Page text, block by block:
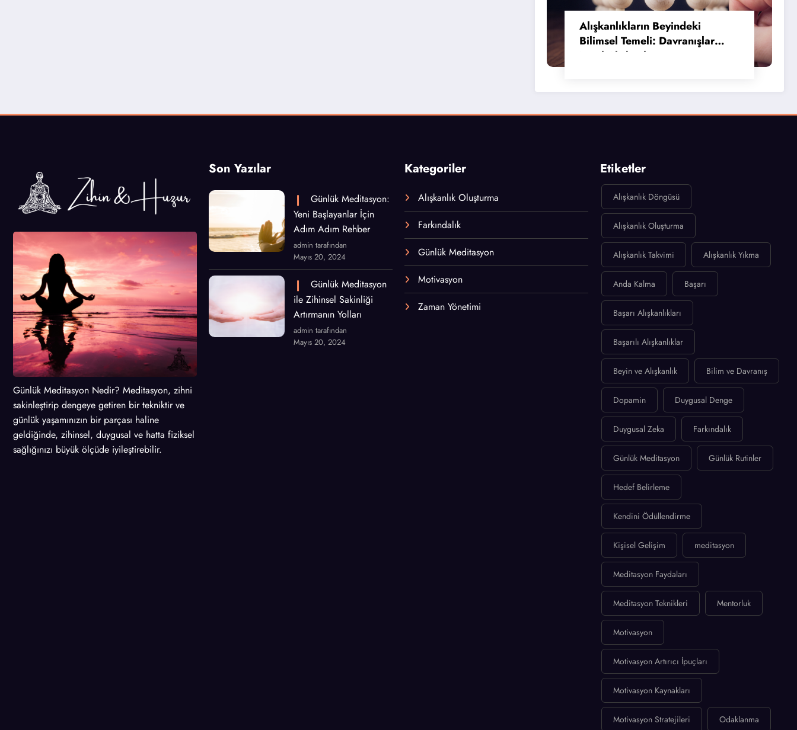
Alışkanlıkların Beyindeki
Bilimsel Temeli: Davranışlar
Nasıl Alışkanlığa Dönüşür?
Günlük Meditasyon Nedir? Meditasyon, zihni
sakinleştirip dengeye getiren bir tekniktir ve
günlük yaşamınızın bir parçası haline
geldiğinde, zihinsel, duygusal ve hatta fiziksel
sağlığınızı büyük ölçüde iyileştirebilir.
Son Yazılar
Günlük Meditasyon:
Yeni Başlayanlar İçin
Adım Adım Rehber
admin tarafından
Mayıs 20, 2024
Günlük Meditasyon
ile Zihinsel Sakinliği
Artırmanın Yolları
admin tarafından
Mayıs 20, 2024
Kategoriler
Alışkanlık Oluşturma
Farkındalık
Günlük Meditasyon
Motivasyon
Zaman Yönetimi
Etiketler
Alışkanlık Döngüsü
Alışkanlık Oluşturma
Alışkanlık Takvimi Alışkanlık Yıkma
Anda Kalma Başarı
Başarı Alışkanlıkları
Başarılı Alışkanlıklar
Beyin ve Alışkanlık Bilim ve Davranış
Dopamin Duygusal Denge
Duygusal Zeka Farkındalık
Günlük Meditasyon Günlük Rutinler
Hedef Belirleme
Kendini Ödüllendirme
Kişisel Gelişim meditasyon
Meditasyon Faydaları
Meditasyon Teknikleri Mentorluk
Motivasyon
Motivasyon Artırıcı İpuçları
Motivasyon Kaynakları
Motivasyon Stratejileri Odaklanma